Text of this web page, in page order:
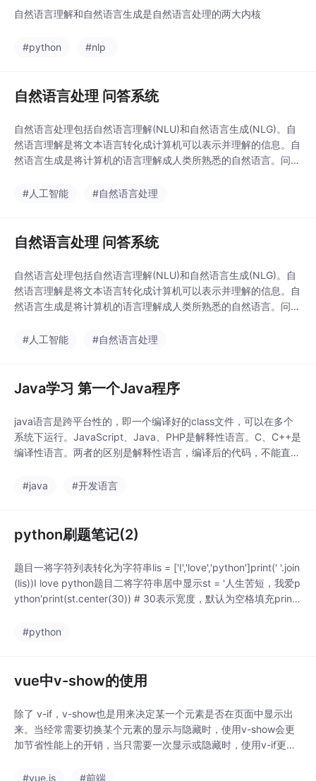
自然语言理解和自然语言生成是自然语言处理的两大内核
#python #nlp
自然语言处理 问答系统
自然语言处理包括自然语言理解(NLU)和自然语言生成(NLG)。自
然语言理解是将文本语言转化成计算机可以表示并理解的信息。自
然语言生成是将计算机的语言理解成人类所熟悉的自然语言。问答
统基于规则产生回复，不涉及学习b）基于数据统计的第二代：问
#人工智能 #自然语言处理
自然语言处理 问答系统
自然语言处理包括自然语言理解(NLU)和自然语言生成(NLG)。自
然语言理解是将文本语言转化成计算机可以表示并理解的信息。自
然语言生成是将计算机的语言理解成人类所熟悉的自然语言。问答
统基于规则产生回复，不涉及学习b）基于数据统计的第二代：问
#人工智能 #自然语言处理
Java学习 第一个Java程序
java语言是跨平台性的，即一个编译好的class文件，可以在多个
系统下运行。JavaScript、Java、PHP是解释性语言。C、C++是
编译性语言。两者的区别是解释性语言，编译后的代码，不能直接
执行。Java之所以是跨平台性的，是因为JVM(Java虚拟机)，不
#java #开发语言
python刷题笔记(2)
题目一将字符列表转化为字符串lis = ['I','love','python']print(' '.join
(lis))I love python题目二将字符串居中显示st = '人生苦短，我爱p
ython'print(st.center(30)) # 30表示宽度，默认为空格填充print
thon******
#python
vue中v-show的使用
除了 v-if，v-show也是用来决定某一个元素是否在页面中显示出
来。当经常需要切换某个元素的显示与隐藏时，使用v-show会更
加节省性能上的开销，当只需要一次显示或隐藏时，使用v-if更合
t="UTF-8"><meta name="view
#vue.js #前端